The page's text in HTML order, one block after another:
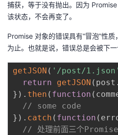
捕获，等于没有抛出。因为
该状态，不会再变了。
Promise 对象的错误具有“冒泡”性
为止。也就是说，错误总是会被下
getJSON ( '/post/1.json'
return
getJSON ( post .
} ) . then ( function (
// some code
} ) . catch ( function (
// 处理前面三个Promise